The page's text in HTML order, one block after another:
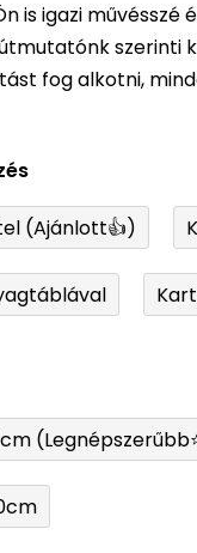
ből
0,0
csillag.
is igazi
szerinti
fog alkotni,
(Ajánlott👍)